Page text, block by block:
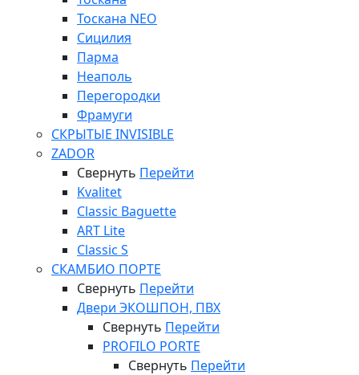
Тоскана NEO
Сицилия
Парма
Неаполь
Перегородки
Фрамуги
СКРЫТЫЕ INVISIBLE
ZADOR
Свернуть Перейти
Kvalitet
Classic Baguette
ART Lite
Classic S
СКАМБИО ПОРТЕ
Свернуть Перейти
Двери ЭКОШПОН, ПВХ
Свернуть Перейти
PROFILO PORTE
Свернуть Перейти